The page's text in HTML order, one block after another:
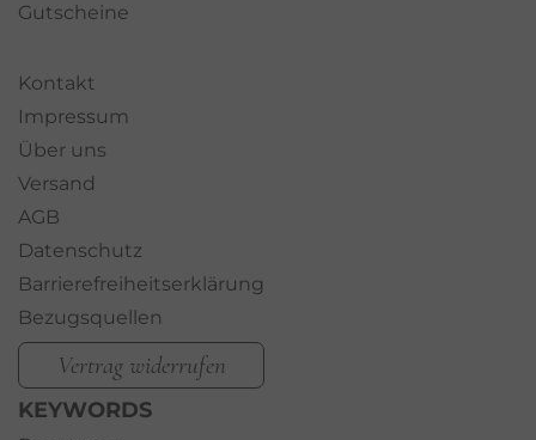
Gutscheine
Kontakt
Impressum
Über uns
Versand
AGB
Datenschutz
Barrierefreiheitserklärung
Bezugsquellen
Vertrag widerrufen
KEYWORDS